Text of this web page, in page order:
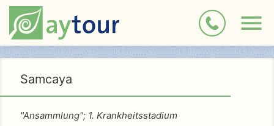
Samcaya
"Ansammlung"; 1. Krankheitsstadium